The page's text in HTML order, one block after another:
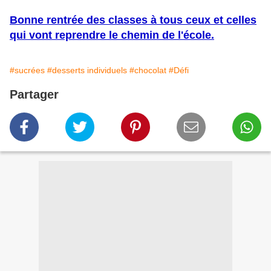
Bonne rentrée des classes à tous ceux et celles
qui vont reprendre le chemin de l'école.
#sucrées #desserts individuels #chocolat #Défi
Partager